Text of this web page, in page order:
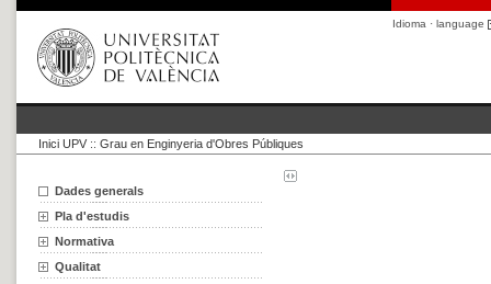
Idioma · language
Inici UPV :: Grau en Enginyeria d'Obres Públiques
Dades generals
Pla d'estudis
Normativa
Qualitat